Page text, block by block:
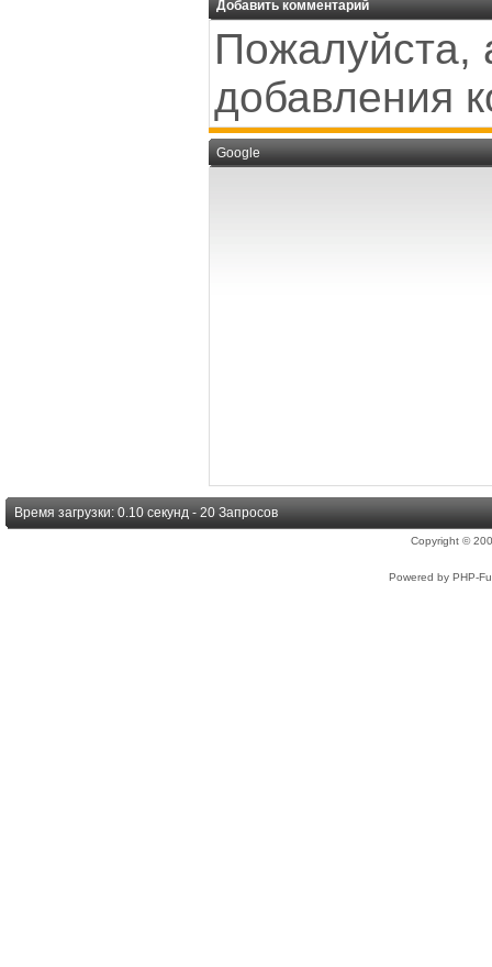
Добавить комментарий
Пожалуйста,
добавления
Google
Время загрузки: 0.10 секунд - 20 Запросов
Copyright ©
Powered by PHP-